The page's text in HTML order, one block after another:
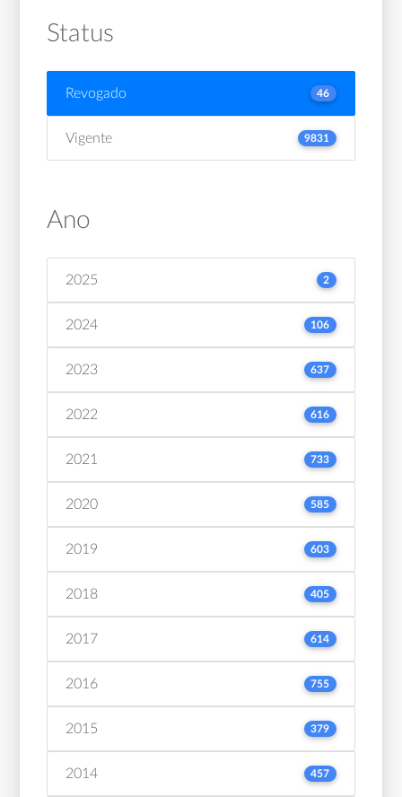
Status
Revogado 46
Vigente 9831
Ano
2025 2
2024 106
2023 637
2022 616
2021 733
2020 585
2019 603
2018 405
2017 614
2016 755
2015 379
2014 457